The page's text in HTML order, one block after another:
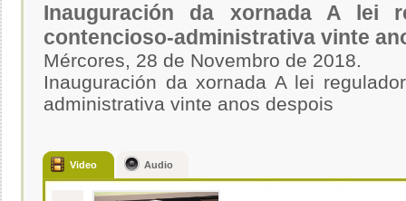
Inauguración da xornada A lei
contencioso-administrativa vinte
Mércores, 28 de Novembro de 2018.
Inauguración da xornada A lei
administrativa vinte anos despois
Video Audio